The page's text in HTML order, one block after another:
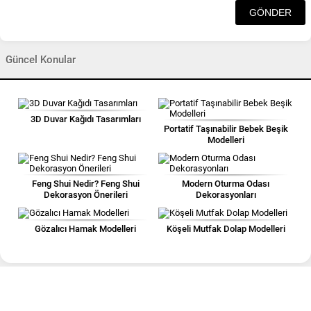
Güncel Konular
3D Duvar Kağıdı Tasarımları
Portatif Taşınabilir Bebek Beşik
Modelleri
Feng Shui Nedir? Feng Shui
Dekorasyon Önerileri
Modern Oturma Odası
Dekorasyonları
Gözalıcı Hamak Modelleri Köşeli Mutfak Dolap Modelleri